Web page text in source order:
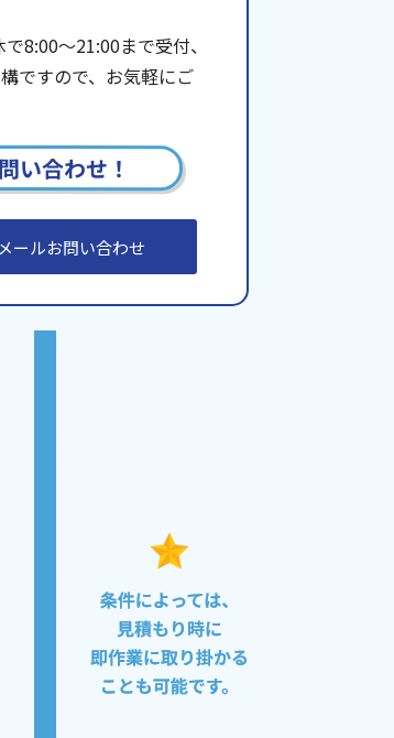
8:00〜21:00まで受付、
ですので、お気軽にご
い合わせ！
メールお問い合わせ